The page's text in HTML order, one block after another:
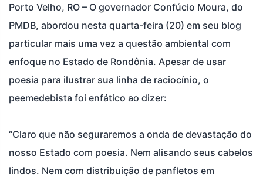
Porto Velho, RO – O governador Confúcio Moura, do
PMDB, abordou nesta quarta-feira (20) em seu blog
particular mais uma vez a questão ambiental com
enfoque no Estado de Rondônia. Apesar de usar
poesia para ilustrar sua linha de raciocínio, o
peemedebista foi enfático ao dizer:
“Claro que não seguraremos a onda de devastação do
nosso Estado com poesia. Nem alisando seus cabelos
lindos. Nem com distribuição de panfletos em